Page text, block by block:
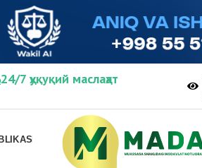
24/7 ҳуқуқий маслаҳат